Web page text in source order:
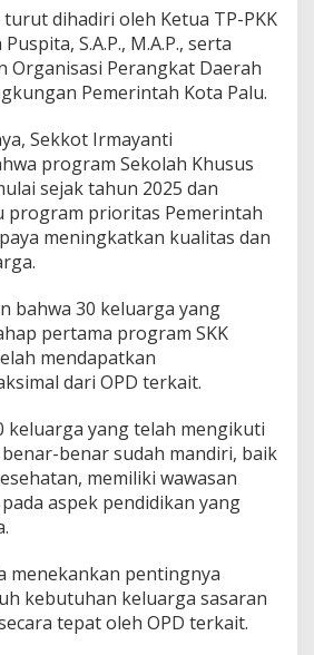
dihadiri oleh Ketua TP-PKK
S.A.P., M.A.P., serta
Organisasi Perangkat Daerah
Pemerintah Kota Palu.
Sekkot Irmayanti
program Sekolah Khusus
sejak tahun 2025 dan
program prioritas Pemerintah
meningkatkan kualitas dan
bahwa 30 keluarga yang
pertama program SKK
mendapatkan
dari OPD terkait.
keluarga yang telah mengikuti
benar sudah mandiri, baik
memiliki wawasan
aspek pendidikan yang
menekankan pentingnya
kebutuhan keluarga sasaran
tepat oleh OPD terkait.